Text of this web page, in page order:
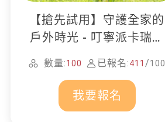
【搶先試用】守護全家的
戶外時光 - 叮寧派卡瑞丁
防蚊液
數量:100 已報名:411 /100
我要報名